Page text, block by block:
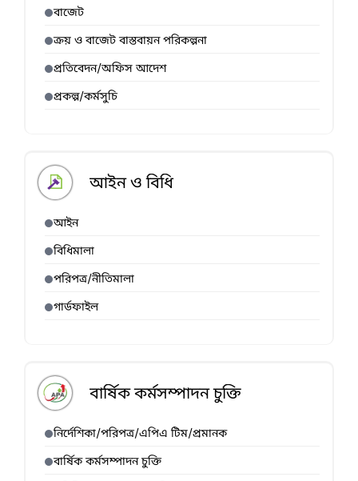
বাজেট
ক্রয় ও বাজেট বাস্তবায়ন পরিকল্পনা
প্রতিবেদন/অফিস আদেশ
প্রকল্প/কর্মসুচি
আইন ও বিধি
আইন
বিধিমালা
পরিপত্র/নীতিমালা
গার্ডফাইল
বার্ষিক কর্মসম্পাদন চুক্তি
নির্দেশিকা/পরিপত্র/এপিএ টিম/প্রমানক
বার্ষিক কর্মসম্পাদন চুক্তি